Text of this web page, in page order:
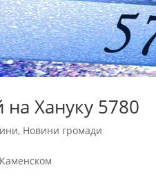
Хануку 5780
, Новини громади
Каменском